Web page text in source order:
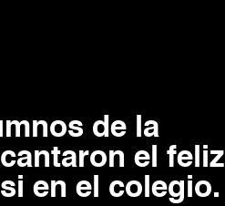
de la
el feliz
en el colegio.